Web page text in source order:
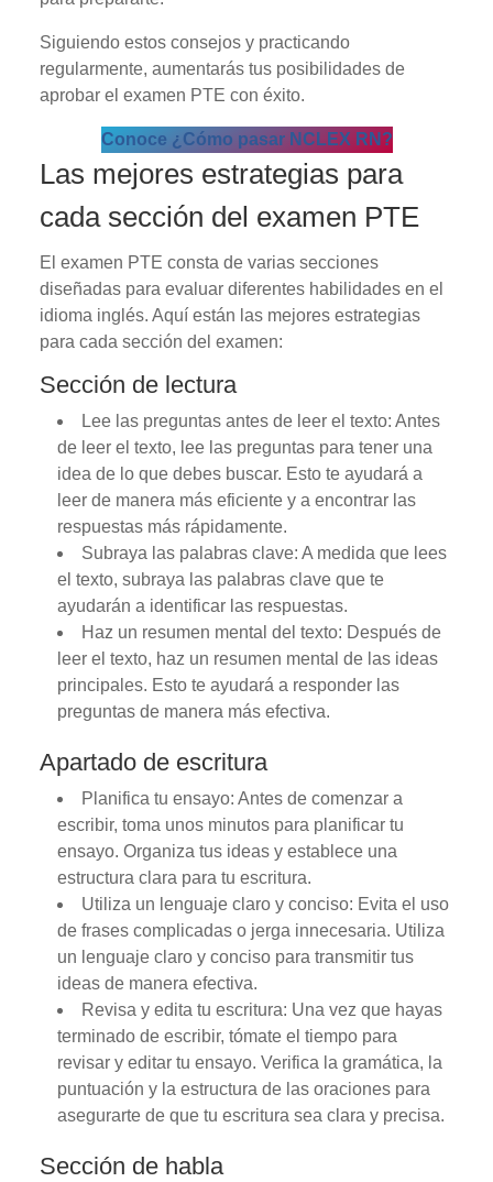
Siguiendo estos consejos y practicando
regularmente, aumentarás tus posibilidades de
aprobar el examen PTE con éxito.
Conoce ¿Cómo pasar NCLEX RN?
Las mejores estrategias para
cada sección del examen PTE
El examen PTE consta de varias secciones
diseñadas para evaluar diferentes habilidades en el
idioma inglés. Aquí están las mejores estrategias
para cada sección del examen:
Sección de lectura
Lee las preguntas antes de leer el texto: Antes
de leer el texto, lee las preguntas para tener una
idea de lo que debes buscar. Esto te ayudará a
leer de manera más eficiente y a encontrar las
respuestas más rápidamente.
Subraya las palabras clave: A medida que lees
el texto, subraya las palabras clave que te
ayudarán a identificar las respuestas.
Haz un resumen mental del texto: Después de
leer el texto, haz un resumen mental de las ideas
principales. Esto te ayudará a responder las
preguntas de manera más efectiva.
Apartado de escritura
Planifica tu ensayo: Antes de comenzar a
escribir, toma unos minutos para planificar tu
ensayo. Organiza tus ideas y establece una
estructura clara para tu escritura.
Utiliza un lenguaje claro y conciso: Evita el uso
de frases complicadas o jerga innecesaria. Utiliza
un lenguaje claro y conciso para transmitir tus
ideas de manera efectiva.
Revisa y edita tu escritura: Una vez que hayas
terminado de escribir, tómate el tiempo para
revisar y editar tu ensayo. Verifica la gramática, la
puntuación y la estructura de las oraciones para
asegurarte de que tu escritura sea clara y precisa.
Sección de habla